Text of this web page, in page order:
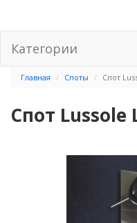
Категории
Главная Споты Спот
Спот Lussole